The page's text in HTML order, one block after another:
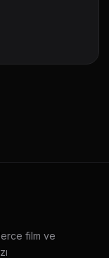
film ve